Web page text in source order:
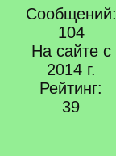
Сообщений:
104
На сайте с
2014 г.
Рейтинг:
39